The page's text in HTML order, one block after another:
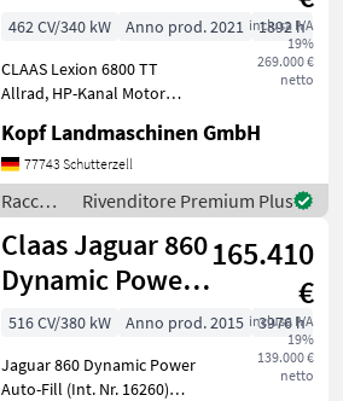
HP Kanal hydr.
inclusa IVA
19%
269.000 €
netto
462 CV/340 kW Anno prod. 2021
1892 h
CLAAS Lexion 6800 TT
Allrad, HP-Kanal Motor
Baujahr 2021 1892
Betriebsstunden, 1280
Trommelstunden, 881 eff.
Stunden, Beleuchtung LED
klappba
Kopf Landmaschinen GmbH
77743 Schutterzell
Raccolto
agricolo
/ Claas
Rivenditore Premium Plus
Claas Jaguar 860
Dynamic Power
Auto-Fill
165.410
€
inclusa IVA
19%
139.000 €
netto
516 CV/380 kW Anno prod. 2015
3976 h
Jaguar 860 Dynamic Power
Auto-Fill (Int. Nr. 16260)